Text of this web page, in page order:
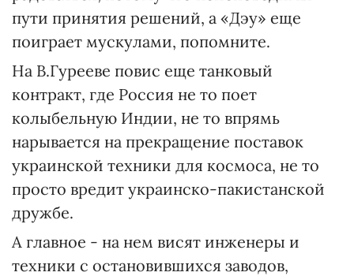
пути принятия решений, а «Дэу» еще
поиграет мускулами, попомните.
На В.Гурееве повис еще танковый
контракт, где Россия не то поет
колыбельную Индии, не то впрямь
нарывается на прекращение поставок
украинской техники для космоса, не то
просто вредит украинско-пакистанской
дружбе.
А главное - на нем висят инженеры и
техники с остановившихся заводов,